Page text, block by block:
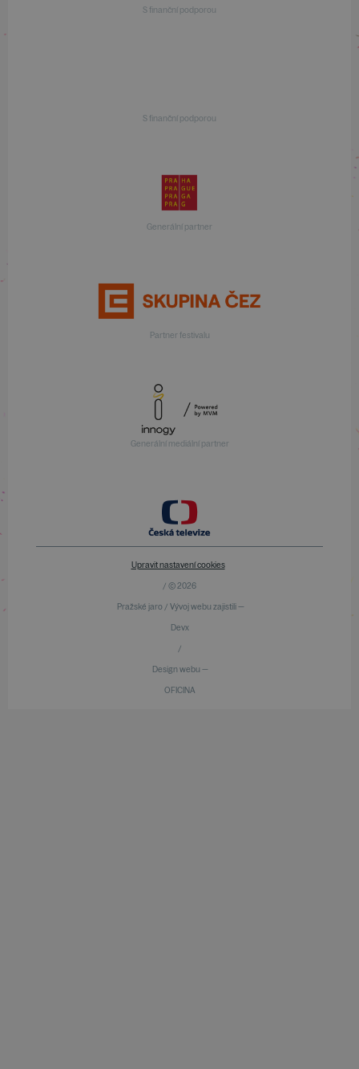
S finanční podporou
S finanční podporou
Generální partner
Partner festivalu
Generální mediální partner
Upravit nastavení cookies
/ © 2026
Pražské jaro / Vývoj webu zajistili —
Devx
/
Design webu —
OFICINA